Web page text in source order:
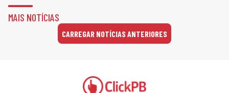
MAIS NOTÍCIAS
CARREGAR NOTÍCIAS ANTERIORES